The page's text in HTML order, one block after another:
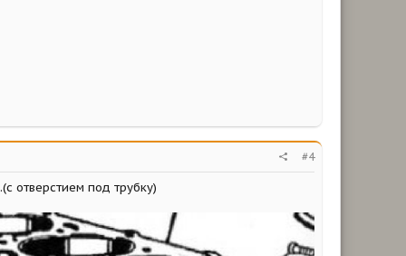
#4
отверстием под трубку)